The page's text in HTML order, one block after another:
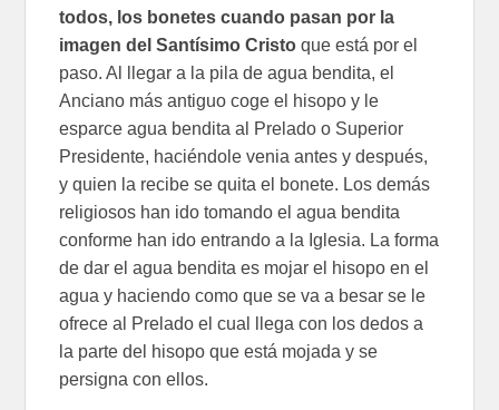
todos, los bonetes cuando pasan por la
imagen del Santísimo Cristo que está por el
paso. Al llegar a la pila de agua bendita, el
Anciano más antiguo coge el hisopo y le
esparce agua bendita al Prelado o Superior
Presidente, haciéndole venia antes y después,
y quien la recibe se quita el bonete. Los demás
religiosos han ido tomando el agua bendita
conforme han ido entrando a la Iglesia. La forma
de dar el agua bendita es mojar el hisopo en el
agua y haciendo como que se va a besar se le
ofrece al Prelado el cual llega con los dedos a
la parte del hisopo que está mojada y se
persigna con ellos.